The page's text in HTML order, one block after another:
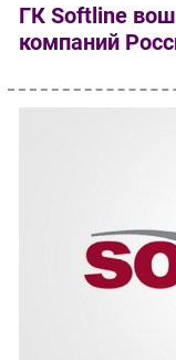
ГК Softline
компаний